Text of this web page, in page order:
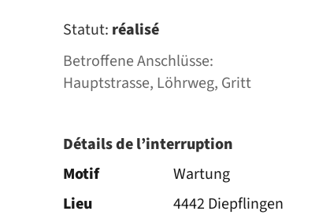
Statut: réalisé
Betroffene Anschlüsse:
Hauptstrasse, Löhrweg, Gritt
Détails de l’interruption
Motif
Wartung
Lieu
4442 Diepflingen